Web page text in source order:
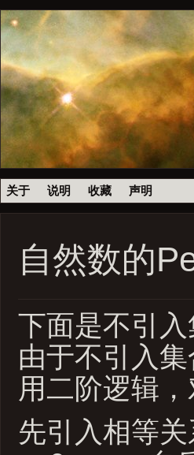
关于 说明 收藏 声明
自然数的
下面是不引
由于不引入
用二阶逻辑
先引入相等